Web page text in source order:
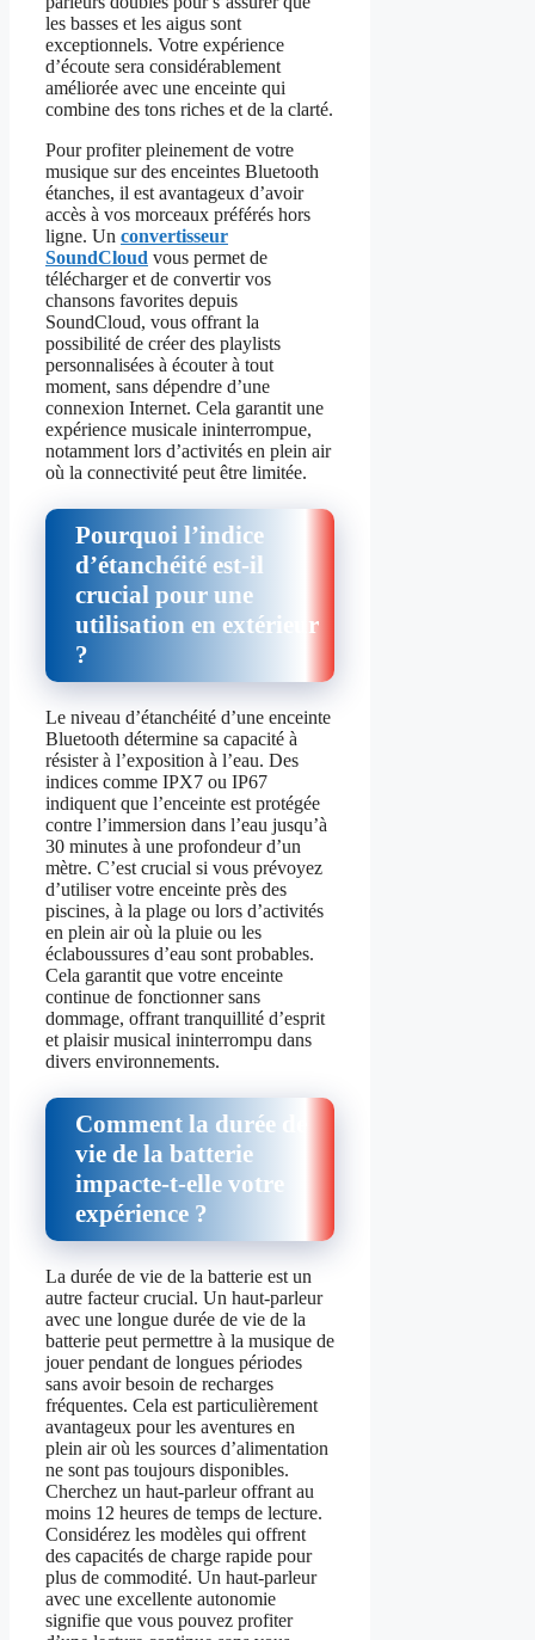
les basses et les aigus sont
exceptionnels. Votre expérience
d’écoute sera considérablement
améliorée avec une enceinte qui
combine des tons riches et de la clarté.
Pour profiter pleinement de votre
musique sur des enceintes Bluetooth
étanches, il est avantageux d’avoir
accès à vos morceaux préférés hors
ligne. Un convertisseur
SoundCloud vous permet de
télécharger et de convertir vos
chansons favorites depuis
SoundCloud, vous offrant la
possibilité de créer des playlists
personnalisées à écouter à tout
moment, sans dépendre d’une
connexion Internet. Cela garantit une
expérience musicale ininterrompue,
notamment lors d’activités en plein air
où la connectivité peut être limitée.
Pourquoi l’indice
d’étanchéité est-il
crucial pour une
utilisation en extérieur
?
Le niveau d’étanchéité d’une enceinte
Bluetooth détermine sa capacité à
résister à l’exposition à l’eau. Des
indices comme IPX7 ou IP67
indiquent que l’enceinte est protégée
contre l’immersion dans l’eau jusqu’à
30 minutes à une profondeur d’un
mètre. C’est crucial si vous prévoyez
d’utiliser votre enceinte près des
piscines, à la plage ou lors d’activités
en plein air où la pluie ou les
éclaboussures d’eau sont probables.
Cela garantit que votre enceinte
continue de fonctionner sans
dommage, offrant tranquillité d’esprit
et plaisir musical ininterrompu dans
divers environnements.
Comment la durée de
vie de la batterie
impacte-t-elle votre
expérience ?
La durée de vie de la batterie est un
autre facteur crucial. Un haut-parleur
avec une longue durée de vie de la
batterie peut permettre à la musique de
jouer pendant de longues périodes
sans avoir besoin de recharges
fréquentes. Cela est particulièrement
avantageux pour les aventures en
plein air où les sources d’alimentation
ne sont pas toujours disponibles.
Cherchez un haut-parleur offrant au
moins 12 heures de temps de lecture.
Considérez les modèles qui offrent
des capacités de charge rapide pour
plus de commodité. Un haut-parleur
avec une excellente autonomie
signifie que vous pouvez profiter